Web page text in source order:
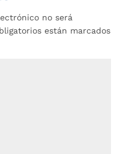
no será
están marcados